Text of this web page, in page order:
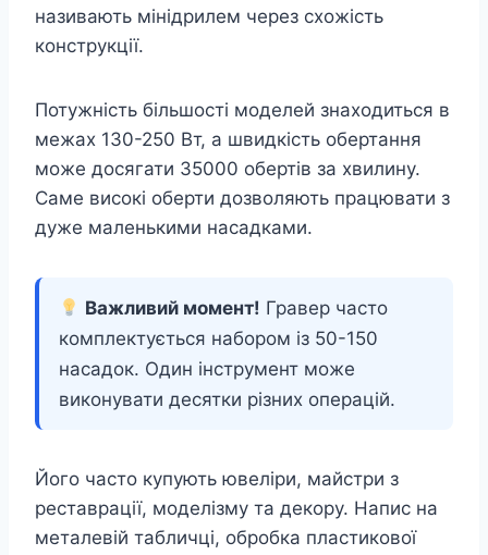
називають мінідрилем через схожість
конструкції.
Потужність більшості моделей знаходиться в
межах 130-250 Вт, а швидкість обертання
може досягати 35000 обертів за хвилину.
Саме високі оберти дозволяють працювати з
дуже маленькими насадками.
Важливий момент! Гравер часто
комплектується набором із 50-150
насадок. Один інструмент може
виконувати десятки різних операцій.
Його часто купують ювеліри, майстри з
реставрації, моделізму та декору. Напис на
металевій табличці, обробка пластикової